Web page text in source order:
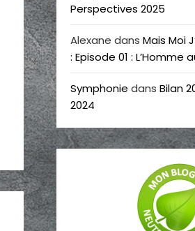
Perspectives 2025
Alexane dans Mais Moi
: Episode 01 : L’Homme
Symphonie dans Bilan
2024